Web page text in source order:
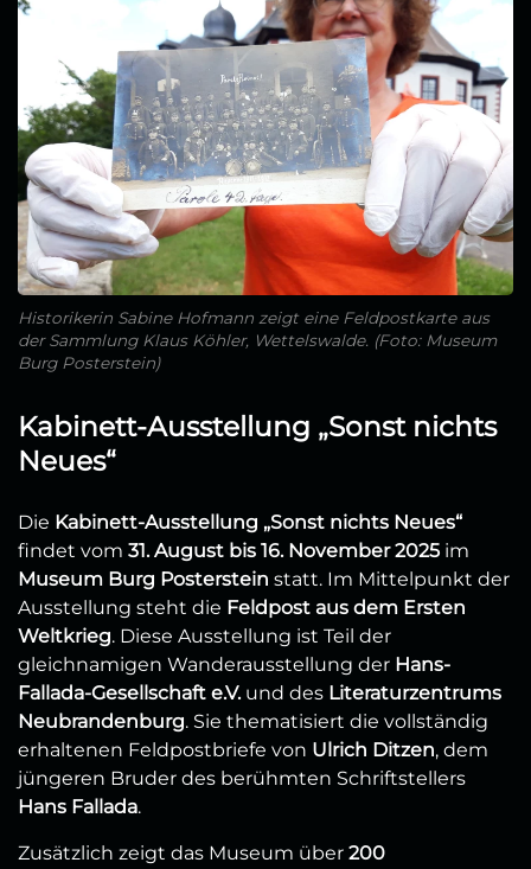
Historikerin Sabine Hofmann zeigt eine Feldpostkarte aus
der Sammlung Klaus Köhler, Wettelswalde. (Foto: Museum
Burg Posterstein)
Kabinett-Ausstellung „Sonst nichts
Neues“
Die Kabinett-Ausstellung „Sonst nichts Neues“
findet vom 31. August bis 16. November 2025 im
Museum Burg Posterstein statt. Im Mittelpunkt der
Ausstellung steht die Feldpost aus dem Ersten
Weltkrieg. Diese Ausstellung ist Teil der
gleichnamigen Wanderausstellung der Hans-
Fallada-Gesellschaft e.V.und des Literaturzentrums
Neubrandenburg. Sie thematisiert die vollständig
erhaltenen Feldpostbriefe von Ulrich Ditzen, dem
jüngeren Bruder des berühmten Schriftstellers
Hans Fallada.
Zusätzlich zeigt das Museum über 200